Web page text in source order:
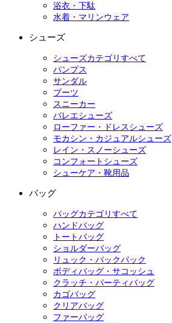
浴衣・下駄
水着・マリンウェア
シューズ
シューズカテゴリすべて
パンプス
サンダル
ブーツ
スニーカー
バレエシューズ
ローファー・ドレスシューズ
モカシン・カジュアルシューズ
レイン・スノーシューズ
コンフォートシューズ
シューケア・靴用品
バッグ
バッグカテゴリすべて
ハンドバッグ
トートバッグ
ショルダーバッグ
リュック・バックパック
ボディバッグ・サコッシュ
クラッチ・パーティバッグ
カゴバッグ
クリアバッグ
ファーバッグ